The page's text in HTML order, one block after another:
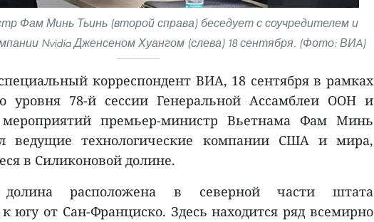
Фам Минь Тьинь (второй справа) беседует с соучредителем и
Nvidia Дженсеном Хуангом (слева) 18 сентября. (Фото: ВИA)
корреспондент ВИА, 18 сентября в рамках
уровня 78-й сессии Генеральной Ассамблеи ООН и
мероприятий премьер-министр Вьетнама Фам Минь
ведущие технологические компании США и мира,
в Силиконовой долине.
долина расположена в северной части штата
югу от Сан-Франциско. Здесь находится ряд всемирно